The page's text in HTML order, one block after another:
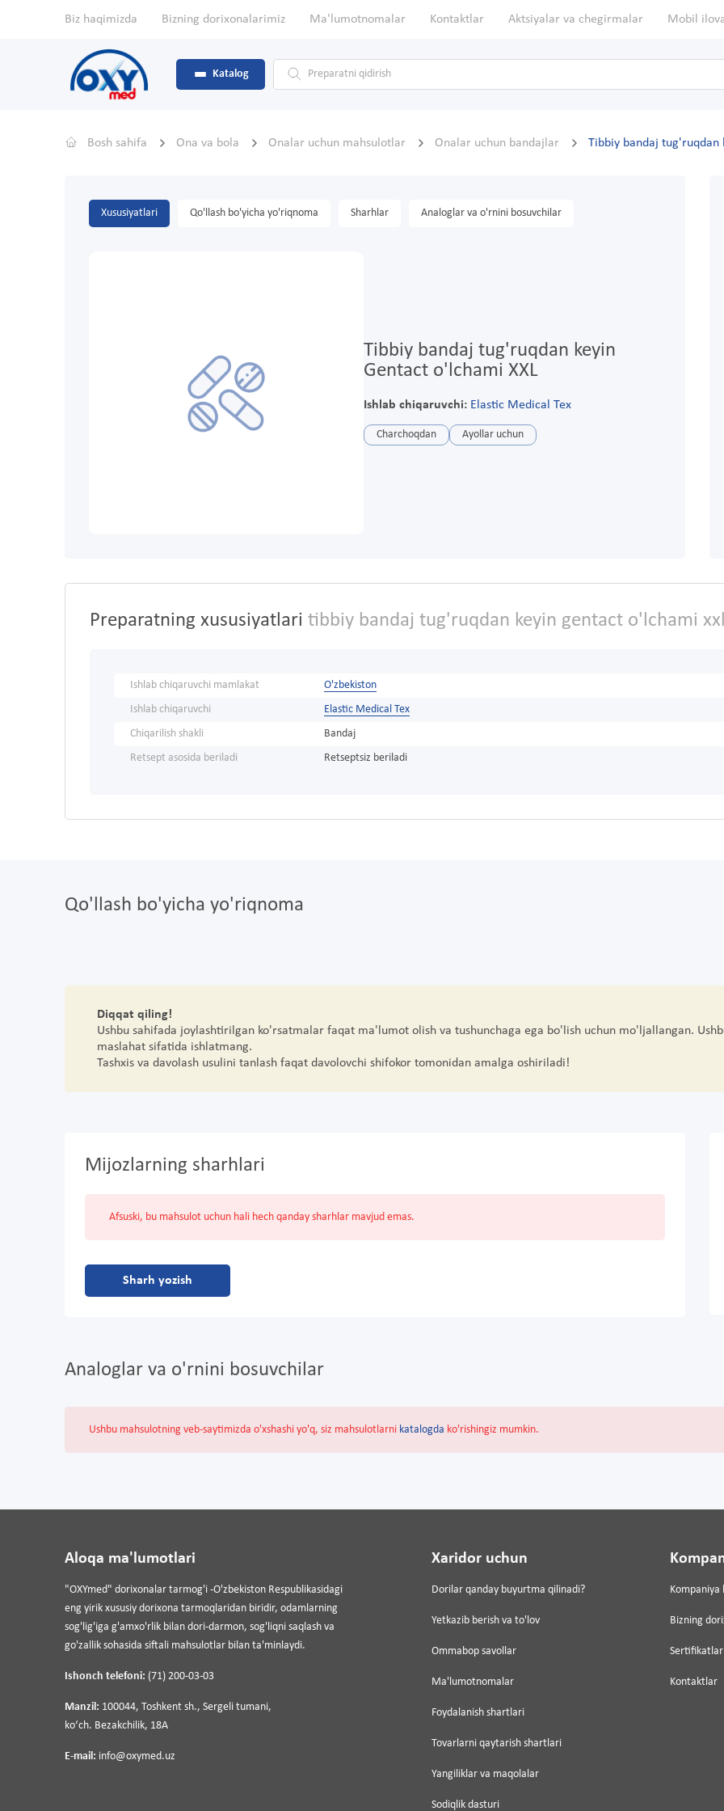
Biz haqimizda Bizning dorixonalarimiz Ma'lumotnomalar Kontaktlar Aktsiyalar va chegirmalar Mobil
Katalog
Bosh sahifa Ona va bola Onalar uchun mahsulotlar Onalar uchun bandajlar Tibbiy bandaj tug'ruqdan
Xususiyatlari Qo'llash bo'yicha yo'riqnoma Sharhlar Analoglar va o'rnini bosuvchilar
Tibbiy bandaj tug'ruqdan keyin
Gentact o'lchami XXL
Ishlab chiqaruvchi: Elastic Medical Tex
Charchoqdan Ayollar uchun
Preparatning xususiyatlari tibbiy bandaj tug'ruqdan keyin gentact o'lchami xxl
Ishlab chiqaruvchi mamlakat
O'zbekiston
Ishlab chiqaruvchi
Elastic Medical Tex
Chiqarilish shakli
Bandaj
Retsept asosida beriladi
Retseptsiz beriladi
Qo'llash bo'yicha yo'riqnoma
Diqqat qiling!
Ushbu sahifada joylashtirilgan ko'rsatmalar faqat ma'lumot olish va tushunchaga ega bo'lish uchun mo'ljallangan.
maslahat sifatida ishlatmang.
Tashxis va davolash usulini tanlash faqat davolovchi shifokor tomonidan amalga oshiriladi!
Mijozlarning sharhlari
Afsuski, bu mahsulot uchun hali hech qanday sharhlar mavjud emas.
Sharh yozish
Analoglar va o'rnini bosuvchilar
Ushbu mahsulotning veb-saytimizda o'xshashi yo'q, siz mahsulotlarni katalogda ko'rishingiz mumkin.
Aloqa ma'lumotlari
"OXYmed" dorixonalar tarmog'i -O'zbekiston Respublikasidagi
eng yirik xususiy dorixona tarmoqlaridan biridir, odamlarning
sog'lig'iga g'amxo'rlik bilan dori-darmon, sog'liqni saqlash va
go'zallik sohasida siftali mahsulotlar bilan ta'minlaydi.
Ishonch telefoni: (71) 200-03-03
Manzil: 100044, Toshkent sh., Sergeli tumani,
koʻch. Bezakchilik, 18A
E-mail: info@oxymed.uz
Xaridor uchun
Dorilar qanday buyurtma qilinadi?
Yetkazib berish va to'lov
Ommabop savollar
Ma'lumotnomalar
Foydalanish shartlari
Tovarlarni qaytarish shartlari
Yangiliklar va maqolalar
Sodiqlik dasturi
Kompaniya
Bizning
Sertifikatlar
Kontaktlar